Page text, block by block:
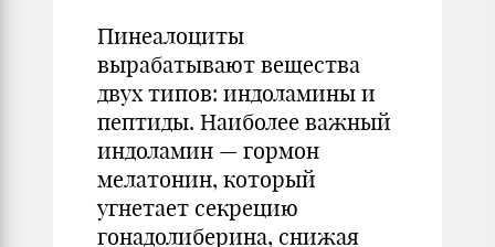
Пинеалоциты
вырабатывают вещества
двух типов: индоламины и
пептиды. Наиболее важный
индоламин — гормон
мелатонин, который
угнетает секрецию
гонадолиберина, снижая